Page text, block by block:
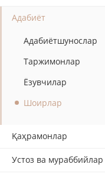
Адабиёт
Адабиётшунослар
Таржимонлар
Ёзувчилар
Шоирлар
Қаҳрамонлар
Устоз ва мураббийлар